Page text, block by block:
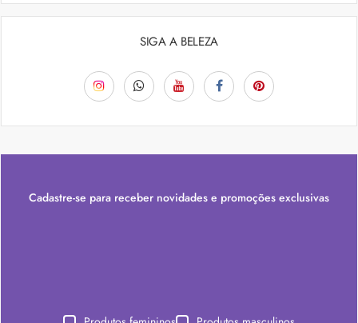
SIGA A BELEZA
Cadastre-se para receber novidades e promoções exclusivas